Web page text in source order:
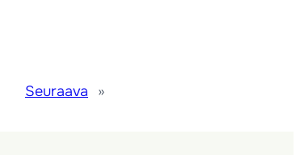
Seuraava »